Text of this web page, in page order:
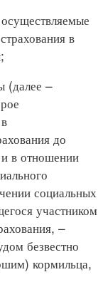
в
(далее –
до
и в отношении
социальных
участником
–
безвестно
кормильца,